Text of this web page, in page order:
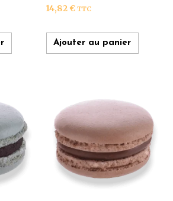
14,82 € TTC
Ajouter au panier